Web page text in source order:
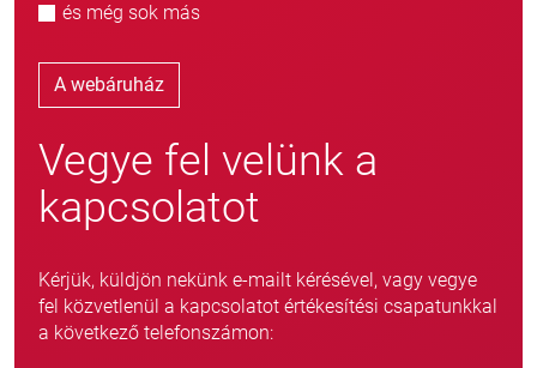
és még sok más
A webáruház
Vegye fel velünk a
kapcsolatot
Kérjük, küldjön nekünk e-mailt kérésével, vagy vegye
fel közvetlenül a kapcsolatot értékesítési csapatunkkal
a következő telefonszámon: